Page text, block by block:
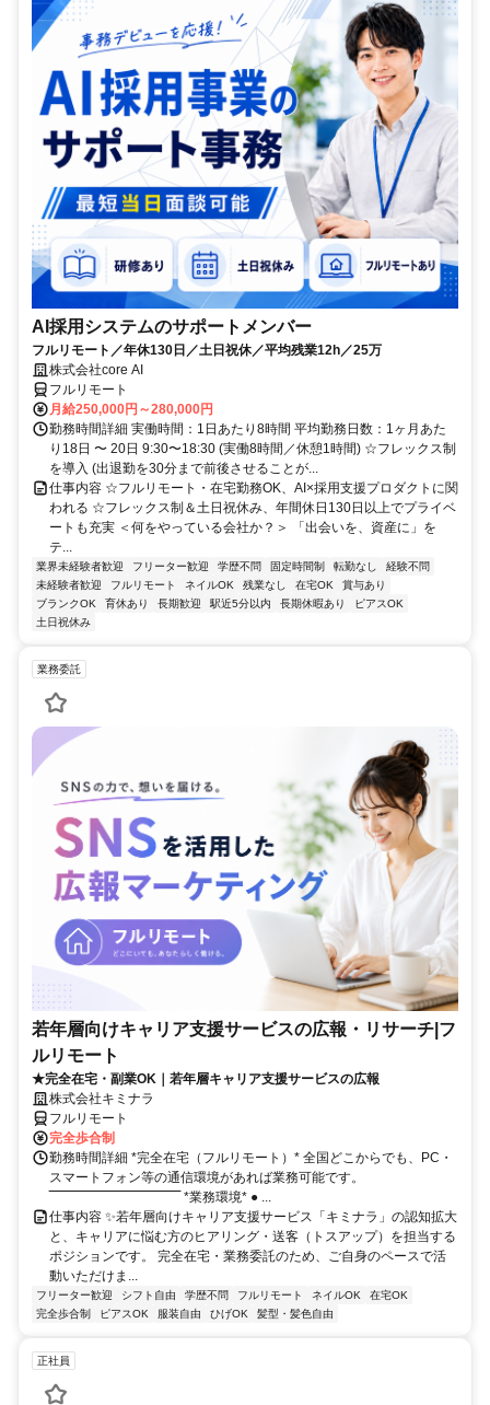
AI採用システムのサポートメンバー
フルリモート／年休130日／土日祝休／平均残業12h／25万
株式会社core AI
フルリモート
月給250,000円～280,000円
勤務時間詳細 実働時間：1日あたり8時間 平均勤務日数：1ヶ月あた
り18日 〜 20日 9:30〜18:30 (実働8時間／休憩1時間) ☆フレックス制
を導入 (出退勤を30分まで前後させることが...
仕事内容 ☆フルリモート・在宅勤務OK、AI×採用支援プロダクトに関
われる ☆フレックス制＆土日祝休み、年間休日130日以上でプライベ
ートも充実 ＜何をやっている会社か？＞ 「出会いを、資産に」を
テ...
業界未経験者歓迎 フリーター歓迎 学歴不問 固定時間制 転勤なし
経験不問
未経験者歓迎
フルリモート ネイルOK 残業なし 在宅OK
賞与あり
ブランクOK
育休あり 長期歓迎 駅近5分以内 長期休暇あり
ピアスOK
土日祝休み
業務委託
若年層向けキャリア支援サービスの広報・リサーチ|フ
ルリモート
★完全在宅・副業OK｜若年層キャリア支援サービスの広報
株式会社キミナラ
フルリモート
完全歩合制
勤務時間詳細 *完全在宅（フルリモート）* 全国どこからでも、PC・
スマートフォン等の通信環境があれば業務可能です。
‾‾‾‾‾‾‾‾‾‾‾‾‾‾‾‾‾‾‾‾‾‾‾‾‾‾‾‾‾‾ *業務環境* ● ...
仕事内容 ✨若年層向けキャリア支援サービス「キミナラ」の認知拡大
と、キャリアに悩む方のヒアリング・送客（トスアップ）を担当する
ポジションです。 完全在宅・業務委託のため、ご自身のペースで活
動いただけま...
フリーター歓迎 シフト自由 学歴不問 フルリモート ネイルOK
在宅OK
完全歩合制
ピアスOK 服装自由 ひげOK 髪型・髪色自由
正社員